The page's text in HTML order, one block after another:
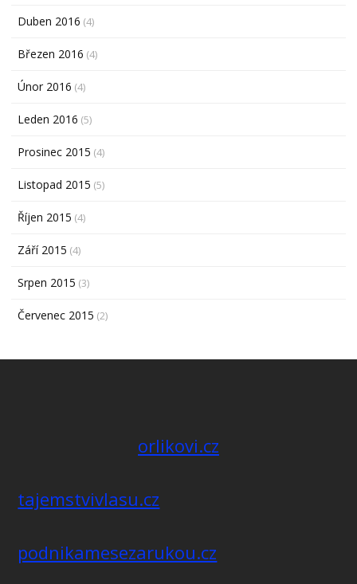
Duben 2016 (4)
Březen 2016 (4)
Únor 2016 (4)
Leden 2016 (5)
Prosinec 2015 (4)
Listopad 2015 (5)
Říjen 2015 (4)
Září 2015 (4)
Srpen 2015 (3)
Červenec 2015 (2)
orlikovi.cz
tajemstvivlasu.cz
podnikamesezarukou.cz